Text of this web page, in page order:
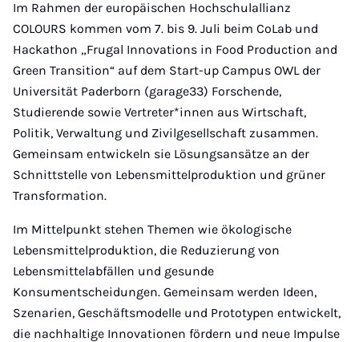
Im Rahmen der europäischen Hochschulallianz
COLOURS kommen vom 7. bis 9. Juli beim CoLab und
Hackathon „Frugal Innovations in Food Production and
Green Transition“ auf dem Start-up Campus OWL der
Universität Paderborn (garage33) Forschende,
Studierende sowie Vertreter*innen aus Wirtschaft,
Politik, Verwaltung und Zivilgesellschaft zusammen.
Gemeinsam entwickeln sie Lösungsansätze an der
Schnittstelle von Lebensmittelproduktion und grüner
Transformation.
Im Mittelpunkt stehen Themen wie ökologische
Lebensmittelproduktion, die Reduzierung von
Lebensmittelabfällen und gesunde
Konsumentscheidungen. Gemeinsam werden Ideen,
Szenarien, Geschäftsmodelle und Prototypen entwickelt,
die nachhaltige Innovationen fördern und neue Impulse